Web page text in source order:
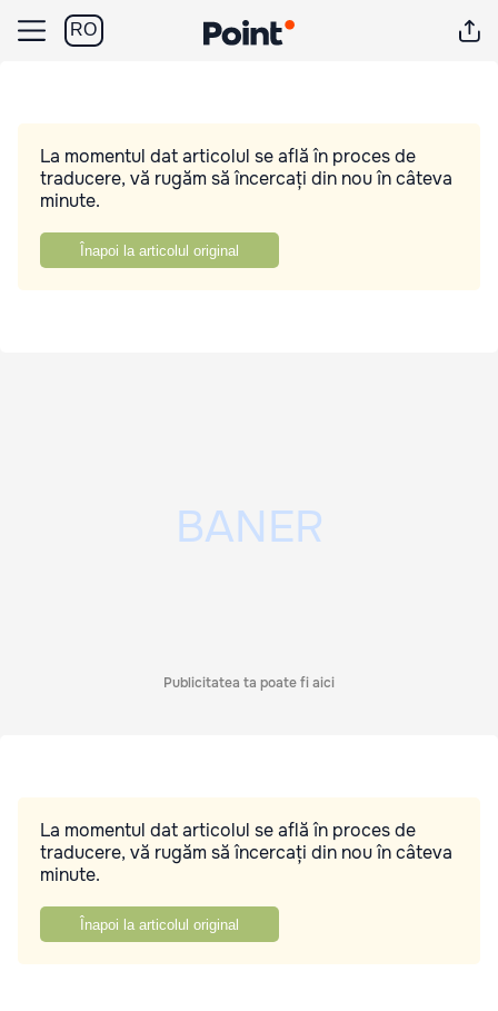
RO
La momentul dat articolul se află în proces de
traducere, vă rugăm să încercați din nou în câteva
minute.
Înapoi la articolul original
Publicitatea ta poate fi aici
La momentul dat articolul se află în proces de
traducere, vă rugăm să încercați din nou în câteva
minute.
Înapoi la articolul original